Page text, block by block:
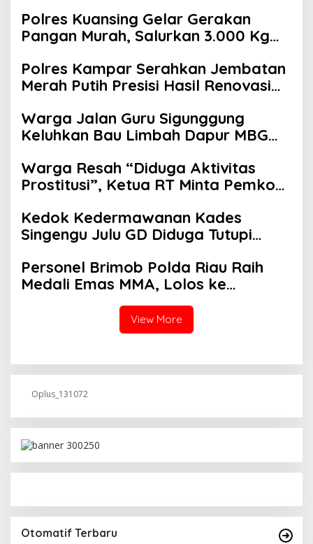
Polres Kuansing Gelar Gerakan
Pangan Murah, Salurkan 3.000 Kg
Polres Kampar Serahkan Jembatan
Merah Putih Presisi Hasil Renovasi
Warga Jalan Guru Sigunggung
Keluhkan Bau Limbah Dapur MBG
Warga Resah “Diduga Aktivitas
Prostitusi”, Ketua RT Minta Pemko
Aktivitas Z Homestay di Jalan
Tanjung Datuk
Kedok Kedermawanan Kades
Singengu Julu GD Diduga Tutupi
Personel Brimob Polda Riau Raih
Medali Emas MMA, Lolos ke
View More
Oplus_131072
Otomatif Terbaru